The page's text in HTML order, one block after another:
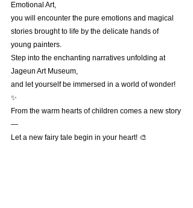
Emotional Art,
you will encounter the pure emotions and magical
stories brought to life by the delicate hands of
young painters.
Step into the enchanting narratives unfolding at
Jageun Art Museum,
and let yourself be immersed in a world of wonder!
✨
From the warm hearts of children comes a new story
—
Let a new fairy tale begin in your heart! 🎨